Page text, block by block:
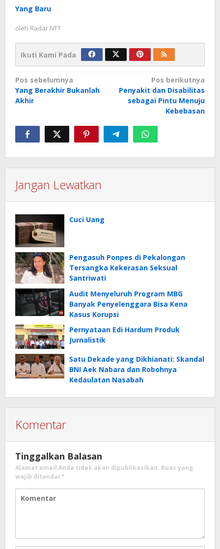
Yang Baru
oleh Radar NTT
Ikuti Kami Pada
Navigasi
pos
Pos sebelumnya
Yang Berakhir Bukanlah
Akhir
Pos berikutnya
Penyakit dan Disabilitas
sebagai Pintu Menuju
Kebebasan
Jangan Lewatkan
Cuci Uang
Pengasuh Ponpes di Pekalongan
Tersangka Kekerasan Seksual
Santriwati
Audit Menyeluruh Program MBG
Banyak Penyelenggara Bisa Kena
Kasus Korupsi
Pernyataan Edi Hardum Produk
Jurnalistik
Satu Dekade yang Dikhianati: Skandal
BNI Aek Nabara dan Robohnya
Kedaulatan Nasabah
Komentar
Tinggalkan Balasan
Alamat email Anda tidak akan dipublikasikan. Ruas yang
wajib ditandai *